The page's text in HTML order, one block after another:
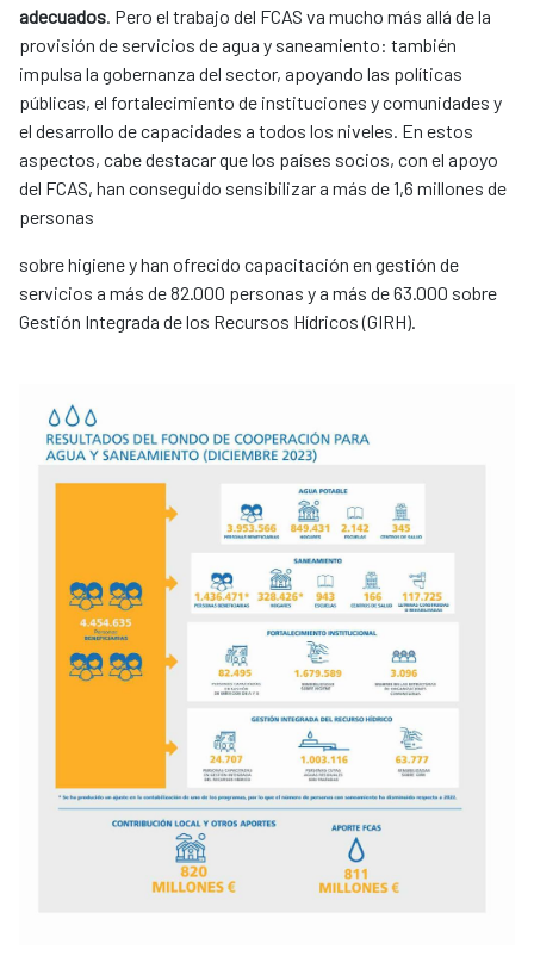
adecuados. Pero el trabajo del FCAS va mucho más allá de la
provisión de servicios de agua y saneamiento: también
impulsa la gobernanza del sector, apoyando las políticas
públicas, el fortalecimiento de instituciones y comunidades y
el desarrollo de capacidades a todos los niveles. En estos
aspectos, cabe destacar que los países socios, con el apoyo
del FCAS, han conseguido sensibilizar a más de 1,6 millones de
personas
sobre higiene y han ofrecido capacitación en gestión de
servicios a más de 82.000 personas y a más de 63.000 sobre
Gestión Integrada de los Recursos Hídricos (GIRH).